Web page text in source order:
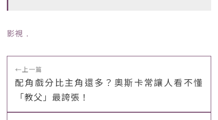
影視 ﹒
←上一篇
配角戲分比主角還多？奧斯卡常讓人看不懂
「教父」最誇張！